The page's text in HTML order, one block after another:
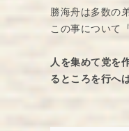
勝海舟は多数の
この事について
人を集めて党を
るところを行へ